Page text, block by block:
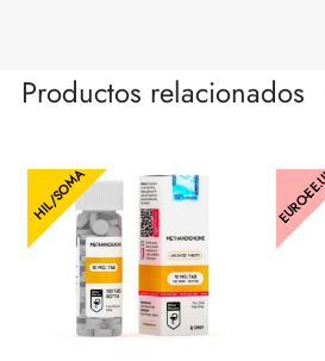
Productos relacionados
HIL/SOMA EURO-